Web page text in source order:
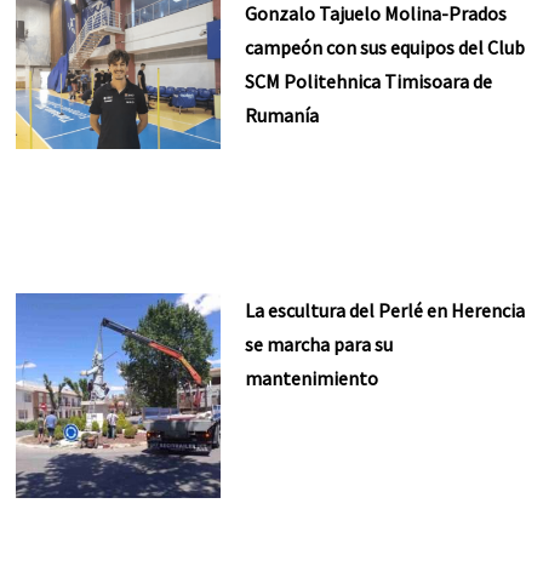
Gonzalo Tajuelo Molina-Prados
campeón con sus equipos del Club
SCM Politehnica Timisoara de
Rumanía
La escultura del Perlé en Herencia
se marcha para su
mantenimiento